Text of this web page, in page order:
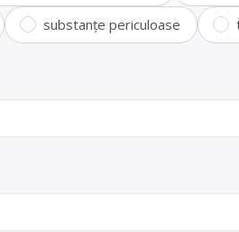
substanțe periculoase